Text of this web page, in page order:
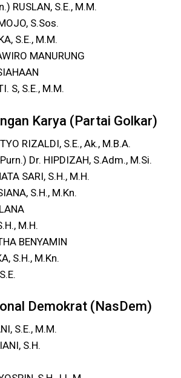
RUSLAN, S.E., M.M.
S.Sos.
S.E., M.M.
MANURUNG
S, S.E., M.M.
Karya (Partai Golkar)
RIZALDI, S.E., Ak., M.B.A.
Dr. HIPDIZAH, S.Adm., M.Si.
SARI, S.H., M.H.
S.H., M.Kn.
M.H.
BENYAMIN
S.H., M.Kn.
Demokrat (NasDem)
S.E., M.M.
S.H.